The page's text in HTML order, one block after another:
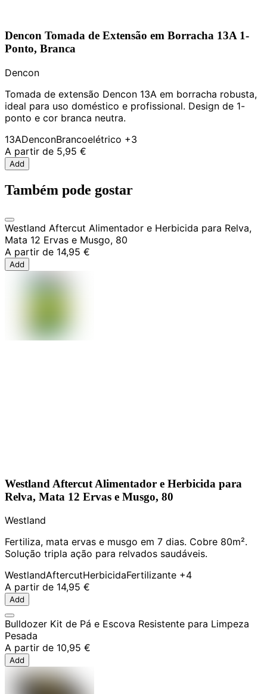
Dencon Tomada de Extensão em Borracha 13A 1-
Ponto, Branca
Dencon
Tomada de extensão Dencon 13A em borracha robusta,
ideal para uso doméstico e profissional. Design de 1-
ponto e cor branca neutra.
13ADenconBrancoelétrico +3
A partir de 5,95 €
Add
Também pode gostar
Westland Aftercut Alimentador e Herbicida para Relva,
Mata 12 Ervas e Musgo, 80
A partir de 14,95 €
Add
Westland Aftercut Alimentador e Herbicida para
Relva, Mata 12 Ervas e Musgo, 80
Westland
Fertiliza, mata ervas e musgo em 7 dias. Cobre 80m².
Solução tripla ação para relvados saudáveis.
WestlandAftercutHerbicidaFertilizante +4
A partir de 14,95 €
Add
Bulldozer Kit de Pá e Escova Resistente para Limpeza
Pesada
A partir de 10,95 €
Add